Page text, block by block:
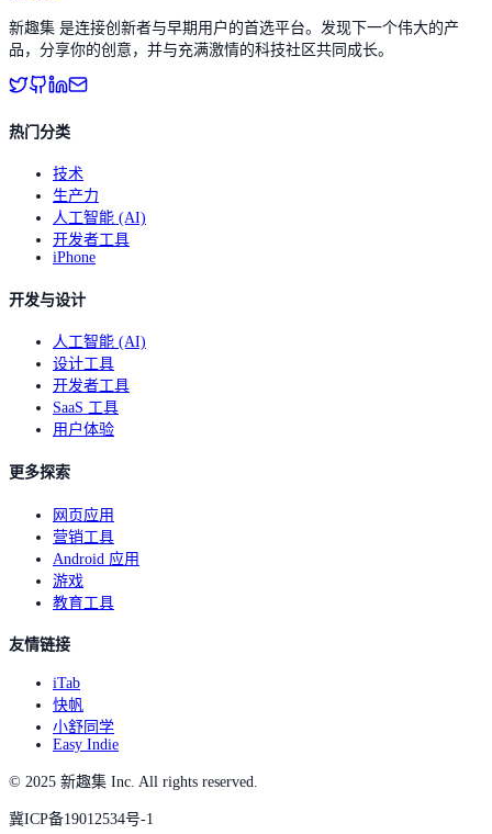
新趣集 是连接创新者与早期用户的首选平台。发现下一个伟大的产
品，分享你的创意，并与充满激情的科技社区共同成长。
热门分类
技术
生产力
人工智能 (AI)
开发者工具
iPhone
开发与设计
人工智能 (AI)
设计工具
开发者工具
SaaS 工具
用户体验
更多探索
网页应用
营销工具
Android 应用
游戏
教育工具
友情链接
iTab
快帆
小舒同学
Easy Indie
© 2025 新趣集 Inc. All rights reserved.
冀ICP备19012534号-1